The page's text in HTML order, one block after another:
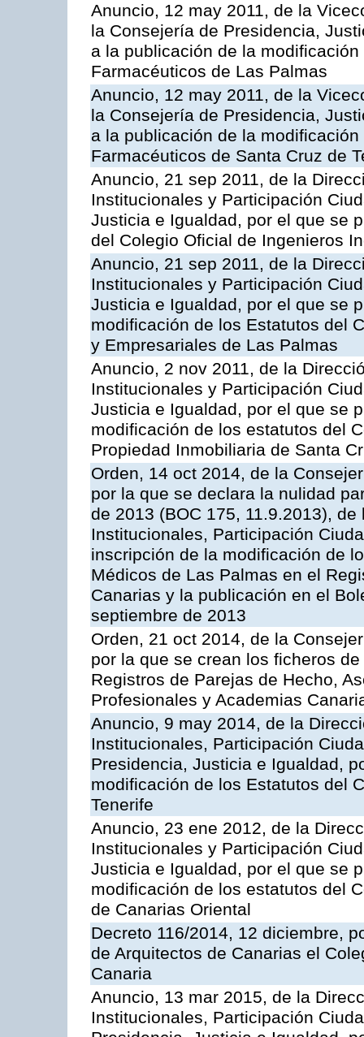
Anuncio, 12 may 2011, de la
la Consejería de Presidencia,
a la publicación de la
Farmacéuticos de Las Palmas
Anuncio, 12 may 2011, de la
la Consejería de Presidencia,
a la publicación de la
Farmacéuticos de Santa Cruz de
Anuncio, 21 sep 2011, de la
Institucionales y Participación
Justicia e Igualdad, por el que se
del Colegio Oficial de Ingenieros
Anuncio, 21 sep 2011, de la
Institucionales y Participación
Justicia e Igualdad, por el que se
modificación de los Estatutos del
y Empresariales de Las Palmas
Anuncio, 2 nov 2011, de la
Institucionales y Participación
Justicia e Igualdad, por el que se
modificación de los estatutos del
Propiedad Inmobiliaria de Santa
Orden, 14 oct 2014, de la
por la que se declara la nulidad
de 2013 (BOC 175, 11.9.2013),
Institucionales, Participación
inscripción de la modificación de
Médicos de Las Palmas en el
Canarias y la publicación en el
septiembre de 2013
Orden, 21 oct 2014, de la
por la que se crean los ficheros
Registros de Parejas de Hecho,
Profesionales y Academias
Anuncio, 9 may 2014, de la
Institucionales, Participación
Presidencia, Justicia e Igualdad,
modificación de los Estatutos del
Tenerife
Anuncio, 23 ene 2012, de la
Institucionales y Participación
Justicia e Igualdad, por el que se
modificación de los estatutos del
de Canarias Oriental
Decreto 116/2014, 12 diciembre,
de Arquitectos de Canarias el
Canaria
Anuncio, 13 mar 2015, de la
Institucionales, Participación